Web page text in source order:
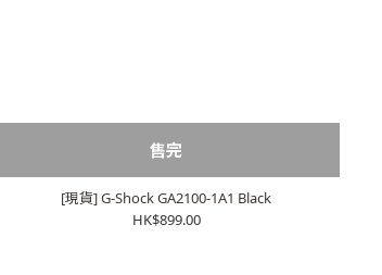
售完
[現貨] G-Shock GA2100-1A1 Black
HK$899.00